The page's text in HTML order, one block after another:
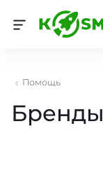
Помощь
Бренды